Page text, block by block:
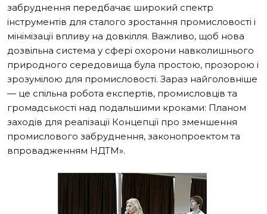
забруднення передбачає широкий спектр
інструментів для сталого зростання промисловості і
мінімізації впливу на довкілля. Важливо, щоб нова
дозвільна система у сфері охорони навколишнього
природного середовища була простою, прозорою і
зрозумілою для промисловості. Зараз найголовніше
— це спільна робота експертів, промисловців та
громадськості над подальшими кроками: Планом
заходів для реалізації Концепції про зменшення
промислового забруднення, законопроектом та
впровадженням НДТМ».